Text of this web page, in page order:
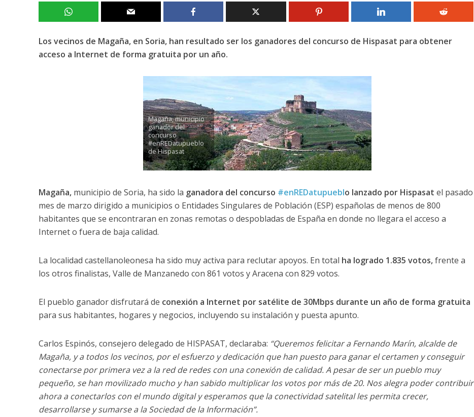
Los vecinos de Magaña, en Soria, han resultado ser los ganadores del concurso de Hispasat para obtener
acceso a Internet de forma gratuita por un año.
Magaña, municipio
ganador del
concurso
#enREDatupueblo
de Hispasat
Magaña,municipio de Soria, ha sido la ganadora del concurso #enREDatupueblo lanzado por Hispasat el pasado
mes de marzo dirigido a municipios o Entidades Singulares de Población (ESP) españolas de menos de 800
habitantes que se encontraran en zonas remotas o despobladas de España en donde no llegara el acceso a
Internet o fuera de baja calidad.
La localidad castellanoleonesa ha sido muy activa para reclutar apoyos. En total ha logrado 1.835 votos,frente a
los otros finalistas, Valle de Manzanedo con 861 votos y Aracena con 829 votos.
El pueblo ganador disfrutará de conexión a Internet por satélite de 30Mbps durante un año de forma gratuita
para sus habitantes, hogares y negocios, incluyendo su instalación y puesta apunto.
Carlos Espinós, consejero delegado de HISPASAT, declaraba: “Queremos felicitar a Fernando Marín, alcalde de
Magaña, y a todos los vecinos, por el esfuerzo y dedicación que han puesto para ganar el certamen y conseguir
conectarse por primera vez a la red de redes con una conexión de calidad. A pesar de ser un pueblo muy
pequeño, se han movilizado mucho y han sabido multiplicar los votos por más de 20. Nos alegra poder contribuir
ahora a conectarlos con el mundo digital y esperamos que la conectividad satelital les permita crecer,
desarrollarse y sumarse a la Sociedad de la Información”.